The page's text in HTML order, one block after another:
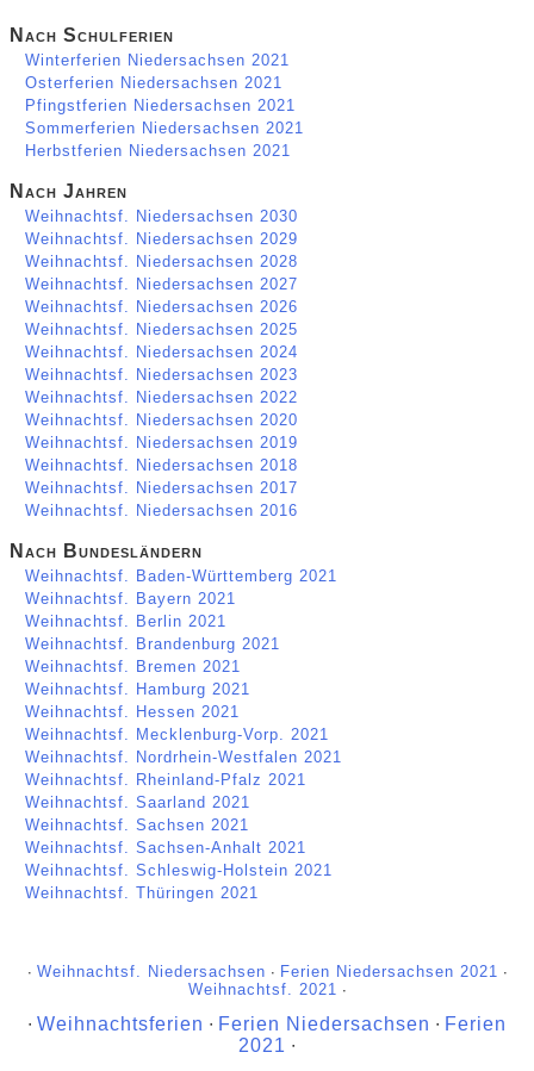
Nach Schulferien
Winterferien Niedersachsen 2021
Osterferien Niedersachsen 2021
Pfingstferien Niedersachsen 2021
Sommerferien Niedersachsen 2021
Herbstferien Niedersachsen 2021
Nach Jahren
Weihnachtsf. Niedersachsen 2030
Weihnachtsf. Niedersachsen 2029
Weihnachtsf. Niedersachsen 2028
Weihnachtsf. Niedersachsen 2027
Weihnachtsf. Niedersachsen 2026
Weihnachtsf. Niedersachsen 2025
Weihnachtsf. Niedersachsen 2024
Weihnachtsf. Niedersachsen 2023
Weihnachtsf. Niedersachsen 2022
Weihnachtsf. Niedersachsen 2020
Weihnachtsf. Niedersachsen 2019
Weihnachtsf. Niedersachsen 2018
Weihnachtsf. Niedersachsen 2017
Weihnachtsf. Niedersachsen 2016
Nach Bundesländern
Weihnachtsf. Baden-Württemberg 2021
Weihnachtsf. Bayern 2021
Weihnachtsf. Berlin 2021
Weihnachtsf. Brandenburg 2021
Weihnachtsf. Bremen 2021
Weihnachtsf. Hamburg 2021
Weihnachtsf. Hessen 2021
Weihnachtsf. Mecklenburg-Vorp. 2021
Weihnachtsf. Nordrhein-Westfalen 2021
Weihnachtsf. Rheinland-Pfalz 2021
Weihnachtsf. Saarland 2021
Weihnachtsf. Sachsen 2021
Weihnachtsf. Sachsen-Anhalt 2021
Weihnachtsf. Schleswig-Holstein 2021
Weihnachtsf. Thüringen 2021
∙ Weihnachtsf. Niedersachsen ∙ Ferien Niedersachsen 2021 ∙
Weihnachtsf. 2021 ∙
∙ Weihnachtsferien ∙ Ferien Niedersachsen ∙ Ferien
2021 ∙